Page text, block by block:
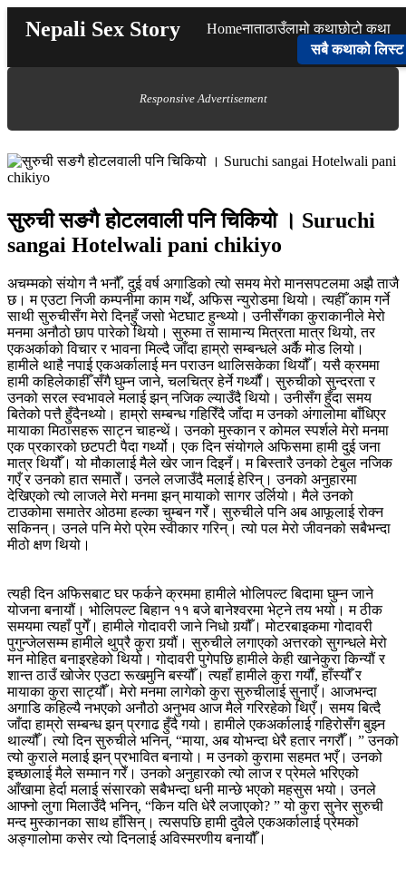
Nepali Sex Story Homeनाताठाउँलामो कथाछोटो कथा
सबै कथाको लिस्ट
Responsive Advertisement
सुरुची सङगै होटलवाली पनि चिकियो । Suruchi
sangai Hotelwali pani chikiyo
अचम्मको संयोग नै भनौँ, दुई वर्ष अगाडिको त्यो समय मेरो मानसपटलमा अझै ताजै
छ। म एउटा निजी कम्पनीमा काम गर्थें, अफिस न्युरोडमा थियो। त्यहीँ काम गर्ने
साथी सुरुचीसँग मेरो दिनहुँ जसो भेटघाट हुन्थ्यो। उनीसँगका कुराकानीले मेरो
मनमा अनौठो छाप पारेको थियो। सुरुमा त सामान्य मित्रता मात्र थियो, तर
एकअर्काको विचार र भावना मिल्दै जाँदा हाम्रो सम्बन्धले अर्कै मोड लियो।
हामीले थाहै नपाई एकअर्कालाई मन पराउन थालिसकेका थियौँ। यसै क्रममा
हामी कहिलेकाहीँ सँगै घुम्न जाने, चलचित्र हेर्ने गर्थ्यौं। सुरुचीको सुन्दरता र
उनको सरल स्वभावले मलाई झन् नजिक ल्याउँदै थियो। उनीसँग हुँदा समय
बितेको पत्तै हुँदैनथ्यो। हाम्रो सम्बन्ध गहिरिँदै जाँदा म उनको अंगालोमा बाँधिएर
मायाका मिठासहरू साट्न चाहन्थें। उनको मुस्कान र कोमल स्पर्शले मेरो मनमा
एक प्रकारको छटपटी पैदा गर्थ्यो। एक दिन संयोगले अफिसमा हामी दुई जना
मात्र थियौँ। यो मौकालाई मैले खेर जान दिइनँ। म बिस्तारै उनको टेबुल नजिक
गएँ र उनको हात समातेँ। उनले लजाउँदै मलाई हेरिन्। उनको अनुहारमा
देखिएको त्यो लाजले मेरो मनमा झन् मायाको सागर उर्लियो। मैले उनको
टाउकोमा समातेर ओठमा हल्का चुम्बन गरेँ। सुरुचीले पनि अब आफूलाई रोक्न
सकिनन्। उनले पनि मेरो प्रेम स्वीकार गरिन्। त्यो पल मेरो जीवनको सबैभन्दा
मीठो क्षण थियो।
त्यही दिन अफिसबाट घर फर्कने क्रममा हामीले भोलिपल्ट बिदामा घुम्न जाने
योजना बनायौं। भोलिपल्ट बिहान ११ बजे बानेश्वरमा भेट्ने तय भयो। म ठीक
समयमा त्यहाँ पुगेँ। हामीले गोदावरी जाने निधो गर्‍यौँ। मोटरबाइकमा गोदावरी
पुगुन्जेलसम्म हामीले थुप्रै कुरा गर्‍यौं। सुरुचीले लगाएको अत्तरको सुगन्धले मेरो
मन मोहित बनाइरहेको थियो। गोदावरी पुगेपछि हामीले केही खानेकुरा किन्यौं र
शान्त ठाउँ खोजेर एउटा रूखमुनि बस्यौँ। त्यहाँ हामीले कुरा गर्यौं, हाँस्यौँ र
मायाका कुरा साट्यौँ। मेरो मनमा लागेको कुरा सुरुचीलाई सुनाएँ। आजभन्दा
अगाडि कहिल्यै नभएको अनौठो अनुभव आज मैले गरिरहेको थिएँ। समय बित्दै
जाँदा हाम्रो सम्बन्ध झन् प्रगाढ हुँदै गयो। हामीले एकअर्कालाई गहिरोसँग बुझ्न
थाल्यौँ। त्यो दिन सुरुचीले भनिन्, “माया, अब योभन्दा धेरै हतार नगरौँ। ” उनको
त्यो कुराले मलाई झन् प्रभावित बनायो। म उनको कुरामा सहमत भएँ। उनको
इच्छालाई मैले सम्मान गरेँ। उनको अनुहारको त्यो लाज र प्रेमले भरिएको
आँखामा हेर्दा मलाई संसारको सबैभन्दा धनी मान्छे भएको महसुस भयो। उनले
आफ्नो लुगा मिलाउँदै भनिन्, “किन यति धेरै लजाएको? ” यो कुरा सुनेर सुरुची
मन्द मुस्कानका साथ हाँसिन्। त्यसपछि हामी दुवैले एकअर्कालाई प्रेमको
अङ्गालोमा कसेर त्यो दिनलाई अविस्मरणीय बनायौँ।